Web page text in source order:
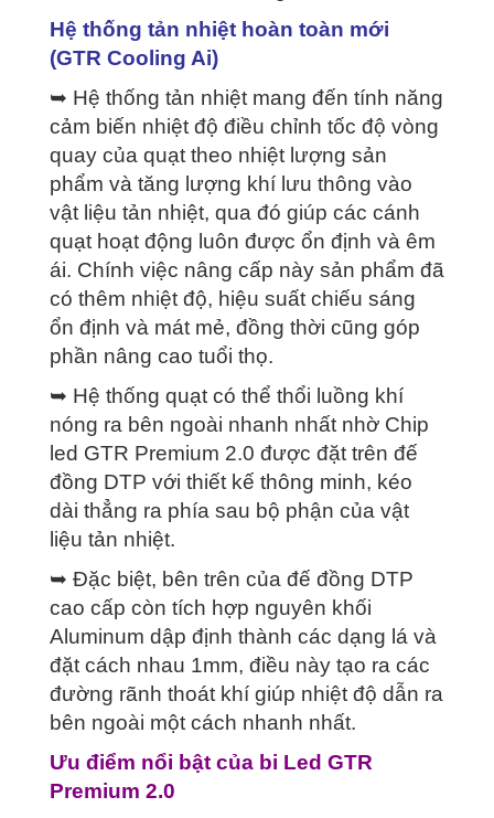
Hệ thống tản nhiệt hoàn toàn mới
(GTR Cooling Ai)
➥ Hệ thống tản nhiệt mang đến tính năng
cảm biến nhiệt độ điều chỉnh tốc độ vòng
quay của quạt theo nhiệt lượng sản
phẩm và tăng lượng khí lưu thông vào
vật liệu tản nhiệt, qua đó giúp các cánh
quạt hoạt động luôn được ổn định và êm
ái. Chính việc nâng cấp này sản phẩm đã
có thêm nhiệt độ, hiệu suất chiếu sáng
ổn định và mát mẻ, đồng thời cũng góp
phần nâng cao tuổi thọ.
➥ Hệ thống quạt có thể thổi luồng khí
nóng ra bên ngoài nhanh nhất nhờ Chip
led GTR Premium 2.0 được đặt trên đế
đồng DTP với thiết kế thông minh, kéo
dài thẳng ra phía sau bộ phận của vật
liệu tản nhiệt.
➥ Đặc biệt, bên trên của đế đồng DTP
cao cấp còn tích hợp nguyên khối
Aluminum dập định thành các dạng lá và
đặt cách nhau 1mm, điều này tạo ra các
đường rãnh thoát khí giúp nhiệt độ dẫn ra
bên ngoài một cách nhanh nhất.
Ưu điểm nổi bật của bi Led GTR
Premium 2.0